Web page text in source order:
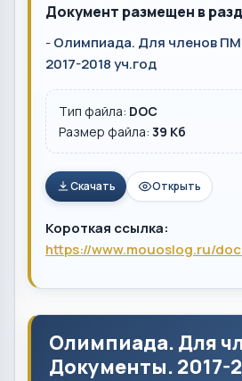
Документ размещен в
-Олимпиада. Для членов
2017-2018 уч.год
Тип файла: DOC
Размер файла: 39 Кб
Скачать Открыть
Короткая ссылка:
https://www.mouoslog.ru/
Олимпиада. Для
Документы. 2017-